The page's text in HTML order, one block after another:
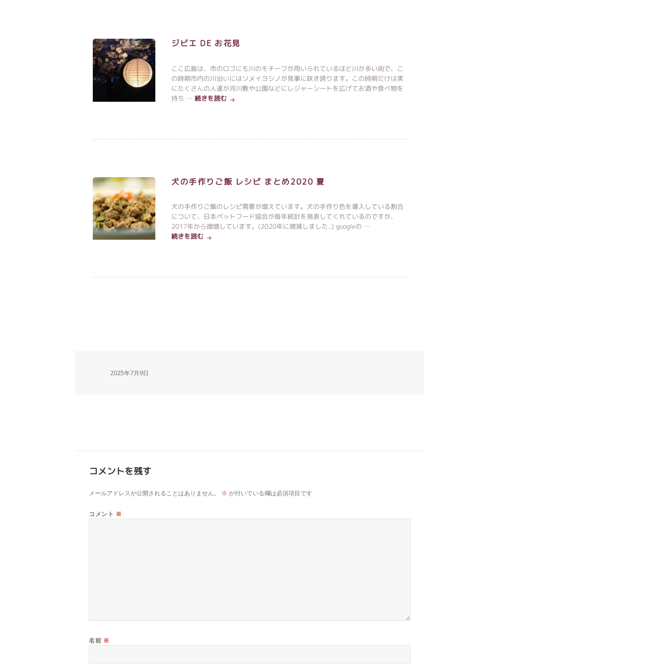
ジビエ DE お花見
ここ広島は、市のロゴにも川のモチーフが用いられているほど川が多い街で、こ
の時期市内の川沿いにはソメイヨシノが見事に咲き誇ります。この時期だけは実
にたくさんの人達が河川敷や公園などにレジャーシートを広げてお酒や食べ物を
持ち … 続きを読む
犬の手作りご飯 レシピ まとめ2020 夏
犬の手作りご飯のレシピ需要が増えています。犬の手作り色を導入している割合
について、日本ペットフード協会が毎年統計を発表してくれているのですが、
2017年から微増しています。(2020年に微減しました..) googleの …
続きを読む
2025年7月9日
コメントを残す
メールアドレスが公開されることはありません。 ※ が付いている欄は必須項目です
コメント ※
名前 ※